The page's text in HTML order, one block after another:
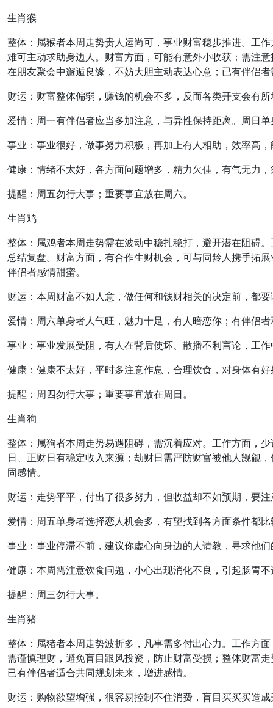
生肖猴
整体：属猴者本周走势贵人运尚可，事业财富稳步推进。工
难可主动求助身边人。财富方面，可能有意外小收获；需注
在朋友聚会中邂逅良缘，不妨大胆主动表达心意；已有伴侣
财运：财富整体偏弱，赚钱的机会不多，反而各类开支会有
爱情：周一有伴侣者应当多加注意，与异性保持距离。周日
事业：事业很好，做事努力积极，再加上有人相助，效率高
健康：情绪不太好，各方面问题增多，精力欠佳，有气无力
提醒：周五勿行大事；重要事宜放在周六。
生肖鸡
整体：属鸡者本周走势需在波动中稳扎稳打，避开潜在阻碍
总结复盘。财富方面，有合作生财机会，可与同龄人携手拓
伴侣者感情甜蜜。
财运：本周财富不如人意，做任何和钱财相关的决定前，都
爱情：周六单身者人气旺，魅力十足，有人暗恋你；有伴侣
事业：事业发展受阻，有人在背后使坏、散播不利言论，工
健康：健康不太好，平时多注意作息，合理饮食，对身体有
提醒：周四勿行大事；重要事宜放在周日。
生肖狗
整体：属狗者本周走势易遇阻碍，需沉着应对。工作方面，
日、正财日有稳定收入来源；劫财日需严防财富被他人觊觎
固感情。
财运：走势平平，付出了很多努力，但收益却不如预期，要
爱情：周五单身者选择恋人机会多，有望找到各方面条件都
事业：事业停滞不前，建议你虚心向身边的人请教，寻求他
健康：本周需注意饮食问题，小心出现消化不良，引起肠胃
提醒：周三勿行大事。
生肖猪
整体：属猪者本周走势波折多，凡事需多付出心力。工作方
需谨慎理财，避免盲目跟风投资，防止财富受损；整体财富
已有伴侣者适合共同规划未来，增进感情。
财运：购物欲望增强，很容易控制不住消费，盲目买买买造